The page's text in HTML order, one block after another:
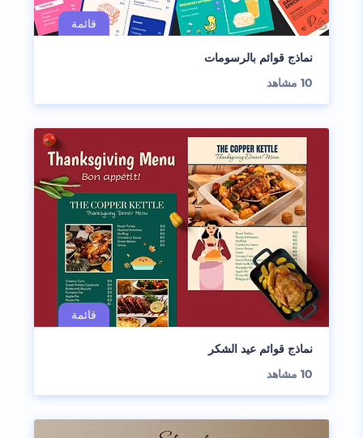
نماذج قوائم بالرسومات
10 مشاهد
نماذج قوائم عيد الشكر
10 مشاهد